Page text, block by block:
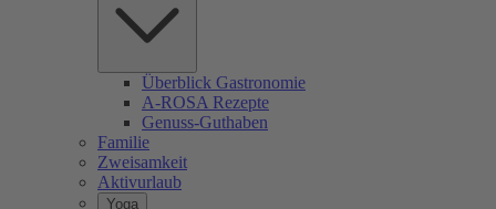
Überblick Gastronomie
A-ROSA Rezepte
Genuss-Guthaben
Familie
Zweisamkeit
Aktivurlaub
Yoga